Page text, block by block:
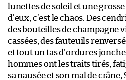
lunettes de soleil et une
d’eux, c’est le chaos. Des
des bouteilles de champagne
cassées, des fauteuils
et tout un tas d’ordures
hommes ont les traits tirés,
sa nausée et son mal de